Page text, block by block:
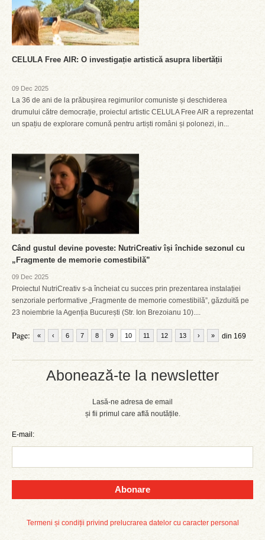
Abonează-te la newsletter
Lasă-ne adresa de email
și fii primul care află noutățile.
E-mail:
Abonare
Termeni și condiții privind prelucrarea datelor cu caracter personal
CELULA Free AIR: O investigație artistică asupra libertății
09 Dec 2025
La 36 de ani de la prăbușirea regimurilor comuniste și deschiderea
drumului către democrație, proiectul artistic CELULA Free AIR a reprezentat
un spațiu de explorare comună pentru artiști români și polonezi, in...
Când gustul devine poveste: NutriCreativ își închide sezonul cu
„Fragmente de memorie comestibilă”
09 Dec 2025
Proiectul NutriCreativ s-a încheiat cu succes prin prezentarea instalației
senzoriale performative „Fragmente de memorie comestibilă”, găzduită pe
23 noiembrie la Agenția București (Str. Ion Brezoianu 10)....
Page: « ‹ 6 7 8 9 10 11 12 13 din 169
› »